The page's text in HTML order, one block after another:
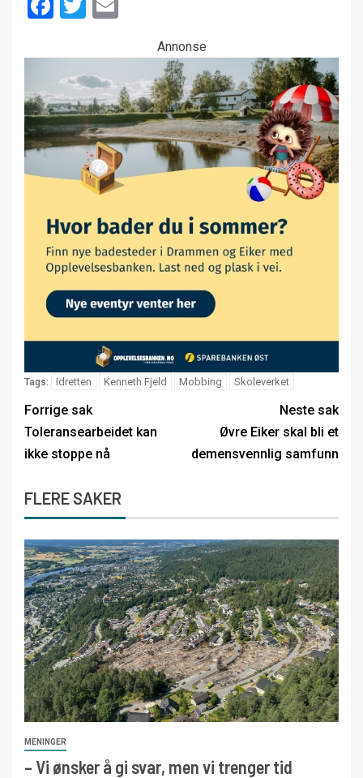
Annonse
Tags: Idretten Kenneth Fjeld Mobbing Skoleverket
Forrige sak
Toleransearbeidet kan
ikke stoppe nå
Neste sak
Øvre Eiker skal bli et
demensvennlig samfunn
FLERE SAKER
MENINGER
– Vi ønsker å gi svar, men vi trenger tid